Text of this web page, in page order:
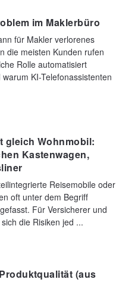
im Maklerbüro
für Makler verlorenes
die meisten Kunden rufen
Rolle automatisiert
KI-Telefonassistenten
gleich Wohnmobil:
Kastenwagen,
Reisemobile oder
oft unter dem Begriff
Für Versicherer und
die Risiken jed ...
(aus